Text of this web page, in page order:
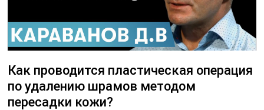
Как проводится пластическая операция
по удалению шрамов методом
пересадки кожи?